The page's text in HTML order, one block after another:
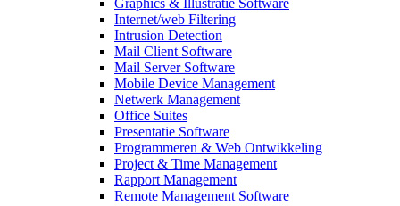
Internet/web Filtering
Intrusion Detection
Mail Client Software
Mail Server Software
Mobile Device Management
Netwerk Management
Office Suites
Presentatie Software
Programmeren & Web Ontwikkeling
Project & Time Management
Rapport Management
Remote Management Software